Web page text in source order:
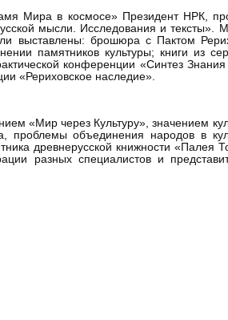
Мира в космосе» Президент НРК,
мысли. Исследования и
выставлены: брошюра с Пактом
памятников культуры; книги из
конференции «Синтез
«Рериховское наследие».
«Мир через Культуру», значением
объединения народов в
древнерусской книжности «Палея
разных специалистов и